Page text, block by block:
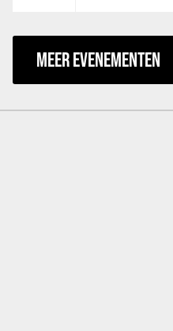
MEER EVENEMENTEN